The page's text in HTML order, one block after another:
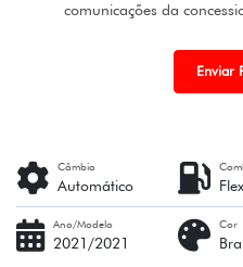
comunicações da
Enviar
Câmbio
Automático Flex
Ano/Modelo
2021/2021
Cor